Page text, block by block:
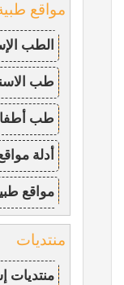
مواقع
الطب
طب
طب
أدلة
مواقع
منتديات
منتديات